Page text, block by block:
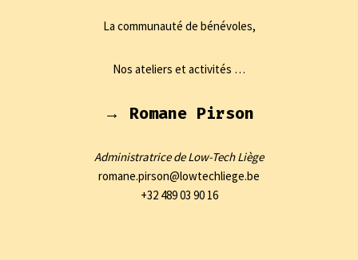
La communauté de bénévoles,
Nos ateliers et activités …
→ Romane Pirson
Administratrice de Low-Tech Liège
romane.pirson@lowtechliege.be
+32 489 03 90 16